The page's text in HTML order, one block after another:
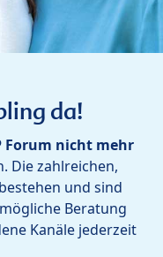
da!
Forum nicht mehr
Die zahlreichen,
und sind
Beratung
Kanäle jederzeit